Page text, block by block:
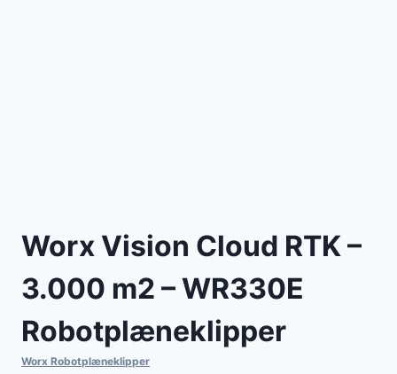
Worx Vision Cloud RTK –
3.000 m2 – WR330E
Robotplæneklipper
Worx Robotplæneklipper